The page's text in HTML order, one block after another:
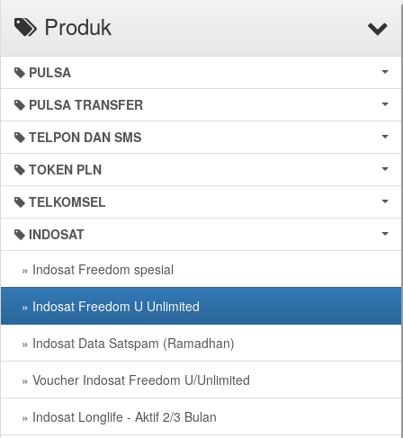
Produk
PULSA
PULSA TRANSFER
TELPON DAN SMS
TOKEN PLN
TELKOMSEL
INDOSAT
» Indosat Freedom spesial
» Indosat Freedom U Unlimited
» Indosat Data Satspam (Ramadhan)
» Voucher Indosat Freedom U/Unlimited
» Indosat Longlife - Aktif 2/3 Bulan